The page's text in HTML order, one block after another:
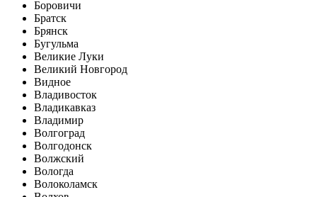
Боровичи
Братск
Брянск
Бугульма
Великие Луки
Великий Новгород
Видное
Владивосток
Владикавказ
Владимир
Волгоград
Волгодонск
Волжский
Вологда
Волоколамск